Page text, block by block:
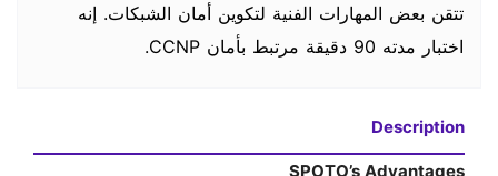
تتقن بعض المهارات الفنية لتكوين أمان الشبكات. إنه
اختبار مدته 90 دقيقة مرتبط بأمان CCNP.
Description
SPOTO’s Advantages